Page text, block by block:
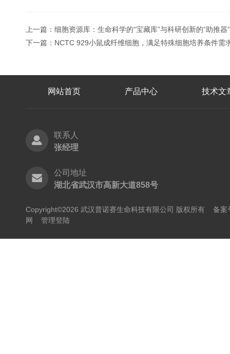
上一篇： 细胞资源库：生命科学的“宝藏库”与科研创新的“助推器”
下一篇： NCTC 929小鼠成纤维细胞，满足特殊细胞培养条件需
网站首页 产品中心 技术文
联系人
张经理
公司地址
湖北省武汉市高新大道858号
Copyright©2026 武汉普诺赛生命科技有限公司 版权所有 备案
网
管理登陆